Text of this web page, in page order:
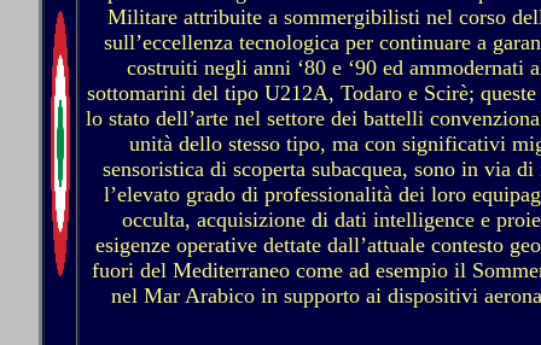
Militare attribuite a sommergibilisti nel corso
sull’eccellenza tecnologica per continuare a
costruiti negli anni ‘80 e ‘90 ed
sottomarini del tipo U212A, Todaro e Scirè;
lo stato dell’arte nel settore dei battelli
unità dello stesso tipo, ma con significativi
sensoristica di scoperta subacquea, sono in via
l’elevato grado di professionalità dei loro
occulta, acquisizione di dati intelligence e
esigenze operative dettate dall’attuale contesto
fuori del Mediterraneo come ad esempio il
nel Mar Arabico in supporto ai dispositivi